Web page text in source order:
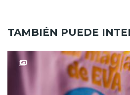
TAMBIÉN PUEDE